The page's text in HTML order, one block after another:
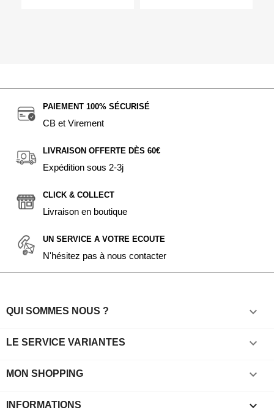
PAIEMENT 100% SÉCURISÉ
CB et Virement
LIVRAISON OFFERTE DÈS 60€
Expédition sous 2-3j
CLICK & COLLECT
Livraison en boutique
UN SERVICE A VOTRE ECOUTE
N'hésitez pas à nous contacter
QUI SOMMES NOUS ? 
LE SERVICE VARIANTES 
MON SHOPPING 
INFORMATIONS keyboard_arrow_down